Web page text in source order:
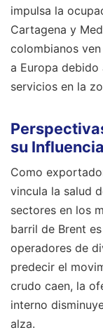
impulsa la
Cartagena y
colombianos
a Europa
servicios en la
su Influencia
Como
vincula la salud
sectores en los
barril de Brent
operadores de
predecir el
crudo caen, la
interno
alza.